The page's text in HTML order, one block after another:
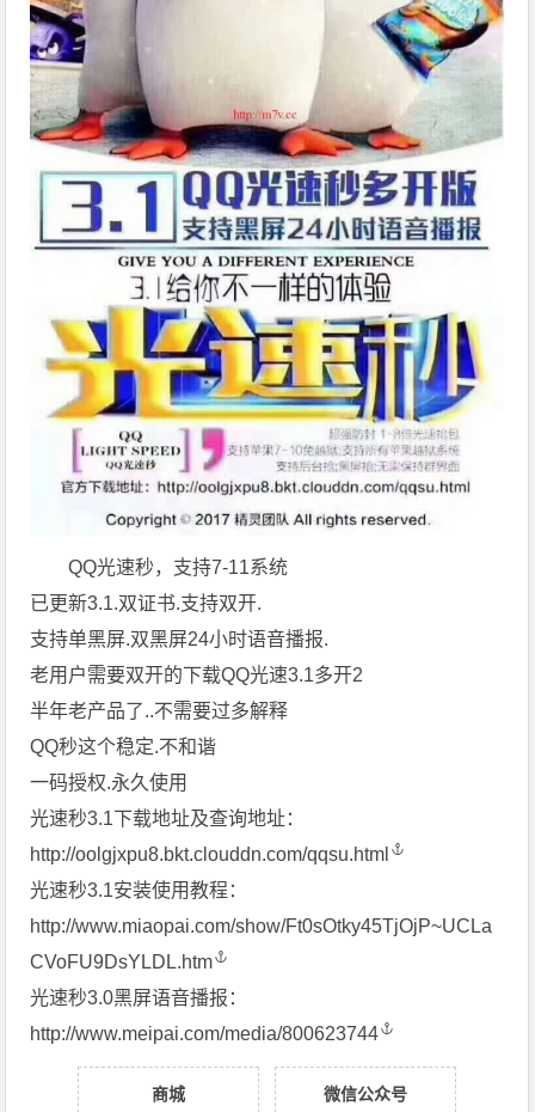
QQ光速秒，支持7-11系统
已更新3.1.双证书.支持双开.
支持单黑屏.双黑屏24小时语音播报.
老用户需要双开的下载QQ光速3.1多开2
半年老产品了..不需要过多解释
QQ秒这个稳定.不和谐
一码授权.永久使用
光速秒3.1下载地址及查询地址：
http://oolgjxpu8.bkt.clouddn.com/qqsu.html
光速秒3.1安装使用教程：
http://www.miaopai.com/show/Ft0sOtky45TjOjP~UCLa
CVoFU9DsYLDL.htm
光速秒3.0黑屏语音播报：
http://www.meipai.com/media/800623744
商城
微信公众号